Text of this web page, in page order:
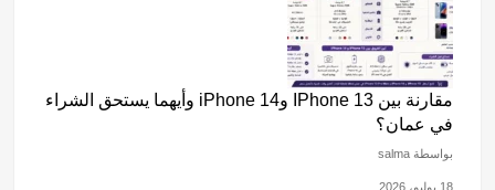
مقارنة بين IPhone 13 وiPhone 14 وأيهما يستحق الشراء
في عمان؟
بواسطة salma
18 يوليو، 2026